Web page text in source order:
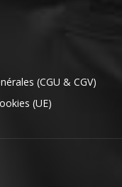
(CGU & CGV)
(UE)